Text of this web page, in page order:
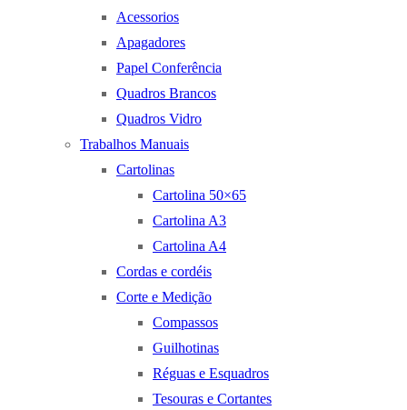
Acessorios
Apagadores
Papel Conferência
Quadros Brancos
Quadros Vidro
Trabalhos Manuais
Cartolinas
Cartolina 50×65
Cartolina A3
Cartolina A4
Cordas e cordéis
Corte e Medição
Compassos
Guilhotinas
Réguas e Esquadros
Tesouras e Cortantes